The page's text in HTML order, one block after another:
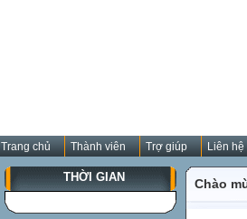
Trang chủ Thành viên Trợ giúp Liên hệ
THỜI GIAN Chào